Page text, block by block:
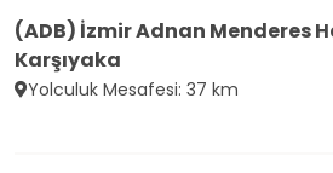
(ADB) İzmir Adnan Menderes
Karşıyaka
Yolculuk Mesafesi: 37 km